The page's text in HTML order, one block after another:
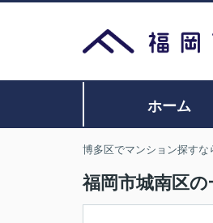
ホーム
博多区でマンション探す
福岡市城南区